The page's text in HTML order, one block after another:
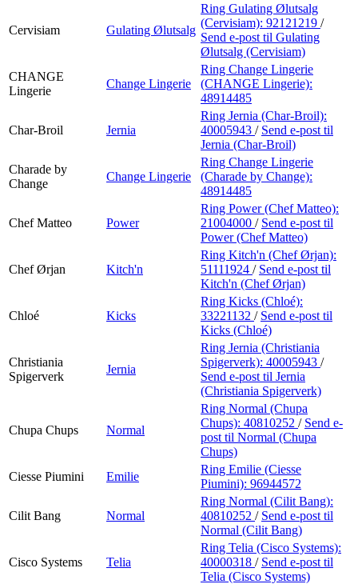
Cervisiam Gulating Ølutsalg
Ring Gulating Ølutsalg
(Cervisiam): 92121219 /
Send e-post til Gulating
Ølutsalg (Cervisiam)
CHANGE
Lingerie
Change Lingerie
Ring Change Lingerie
(CHANGE Lingerie):
48914485
Char-Broil Jernia
Ring Jernia (Char-Broil):
40005943 / Send e-post til
Jernia (Char-Broil)
Charade by
Change
Change Lingerie
Ring Change Lingerie
(Charade by Change):
48914485
Chef Matteo Power
Ring Power (Chef Matteo):
21004000 / Send e-post til
Power (Chef Matteo)
Chef Ørjan Kitch'n
Ring Kitch'n (Chef Ørjan):
51111924 / Send e-post til
Kitch'n (Chef Ørjan)
Chloé Kicks
Ring Kicks (Chloé):
33221132 / Send e-post til
Kicks (Chloé)
Christiania
Spigerverk
Jernia
Ring Jernia (Christiania
Spigerverk): 40005943 /
Send e-post til Jernia
(Christiania Spigerverk)
Chupa Chups Normal
Ring Normal (Chupa
Chups): 40810252 / Send e-
post til Normal (Chupa
Chups)
Ciesse Piumini
Emilie
Ring Emilie (Ciesse
Piumini): 96944572
Cilit Bang Normal
Ring Normal (Cilit Bang):
40810252 / Send e-post til
Normal (Cilit Bang)
Cisco Systems Telia
Ring Telia (Cisco Systems):
40000318 / Send e-post til
Telia (Cisco Systems)